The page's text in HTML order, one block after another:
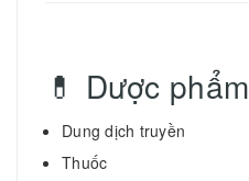
💊 Dược phẩm
Dung dịch truyền
Thuốc